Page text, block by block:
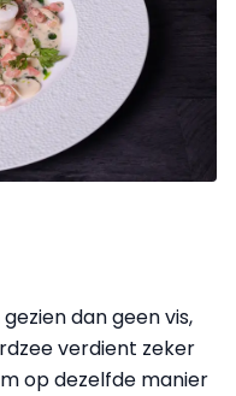
dan geen vis,
verdient zeker
op dezelfde manier